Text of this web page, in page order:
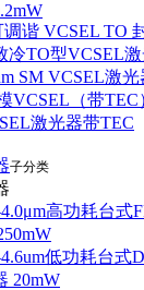
调谐 VCSEL TO
冷TO型VCSEL
SM VCSEL激
VCSEL（带TEC
激光器带TEC
子分类
高功耗台式
低功耗台式
20mW